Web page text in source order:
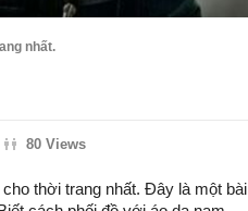
nhất.
80 Views
thời trang nhất. Đây là một bài